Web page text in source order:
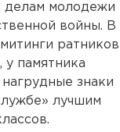
делам молодежи
войны. В
ратников
у памятника
знаки
лучшим